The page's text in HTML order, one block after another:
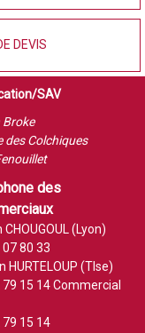
DEVIS
SAV
Broke
des Colchiques
des
CHOUGOUL (Lyon)
80 33
HURTELOUP (Tlse)
79 15 14Commercial
79 15 14